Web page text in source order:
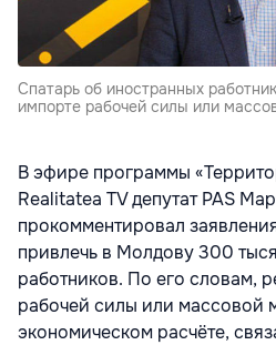
Спатарь об иностранных
импорте рабочей силы или
В эфире программы
Realitatea TV депутат PAS
прокомментировал
привлечь в Молдову 300
работников. По его словам,
рабочей силы или массовой
экономическом расчёте,